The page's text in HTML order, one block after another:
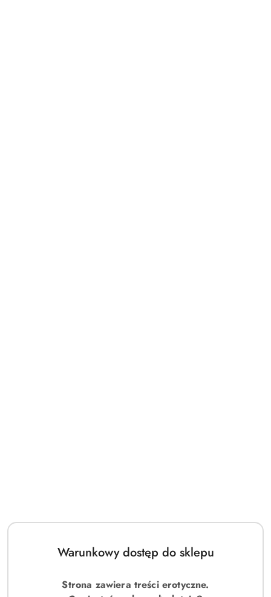
Warunkowy dostęp do sklepu
Strona zawiera treści erotyczne.